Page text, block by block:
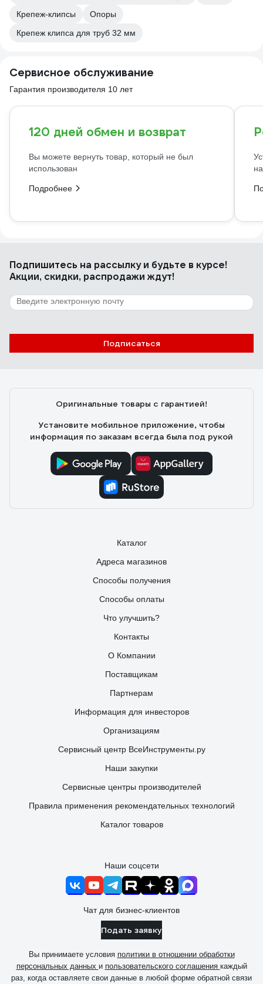
Крепеж-клипсы
Опоры
Крепеж клипса для труб 32 мм
Сервисное обслуживание
Гарантия производителя 10 лет
120 дней обмен и возврат
Вы можете вернуть товар, который не был
использован
Подробнее
Подпишитесь на рассылкуи будьте в курсе!
Акции, скидки, распродажи ждут!
Подписаться
Оригинальные товары с гарантией!
Установите мобильное приложение, чтобы
информация по заказам всегда была под рукой
Каталог
Адреса магазинов
Способы получения
Способы оплаты
Что улучшить?
Контакты
О Компании
Поставщикам
Партнерам
Информация для инвесторов
Организациям
Сервисный центр ВсеИнструменты.ру
Наши закупки
Сервисные центры производителей
Правила применения рекомендательных технологий
Каталог товаров
Наши соцсети
Чат для бизнес-клиентов
Подать заявку
Вы принимаете условия политики в отношении обработки
персональных данных и пользовательского соглашения каждый
раз, когда оставляете свои данные в любой форме обратной связи